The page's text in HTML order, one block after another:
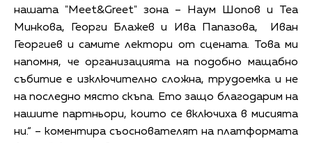
нашата "Meet&Greеt" зона – Наум Шопов и Теа
Минкова, Георги Блажев и Ива Папазова, Иван
Георгиев и самите лектори от сцената. Това ми
напомня, че организацията на подобно мащабно
събитие е изключително сложна, трудоемка и не
на последно място скъпа. Ето защо благодарим на
нашите партньори, които се включиха в мисията
ни.“ – коментира съоснователят на платформата